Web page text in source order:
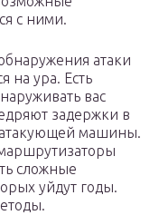
с ними.
атаки
на ура. Есть
вас
задержки в
машины.
сложные
уйдут годы.